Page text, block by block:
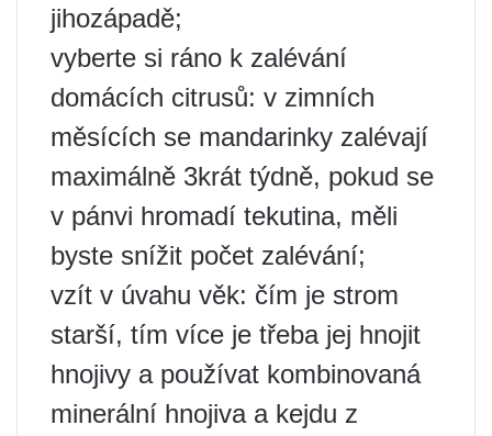
jihozápadě;
vyberte si ráno k zalévání
domácích citrusů: v zimních
měsících se mandarinky zalévají
maximálně 3krát týdně, pokud se
v pánvi hromadí tekutina, měli
byste snížit počet zalévání;
vzít v úvahu věk: čím je strom
starší, tím více je třeba jej hnojit
hnojivy a používat kombinovaná
minerální hnojiva a kejdu z